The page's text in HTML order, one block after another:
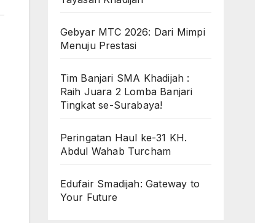
Gebyar MTC 2026: Dari Mimpi
Menuju Prestasi
Tim Banjari SMA Khadijah :
Raih Juara 2 Lomba Banjari
Tingkat se-Surabaya!
Peringatan Haul ke-31 KH.
Abdul Wahab Turcham
Edufair Smadijah: Gateway to
Your Future